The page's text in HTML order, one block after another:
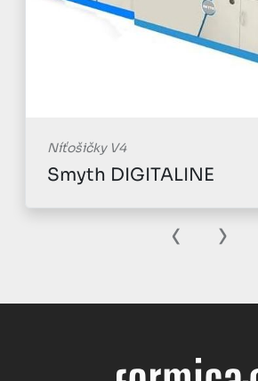
Níťošičky V4
Smyth DIGITALINE
‹ ›